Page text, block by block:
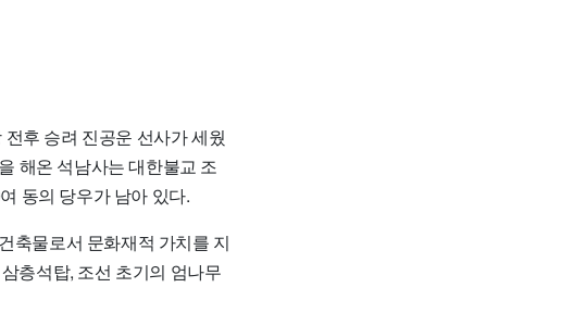
후 승려 진공운 선사가 세웠
해온 석남사는 대한불교 조
동의 당우가 남아 있다.
축물로서 문화재적 가치를 지
층석탑, 조선 초기의 엄나무